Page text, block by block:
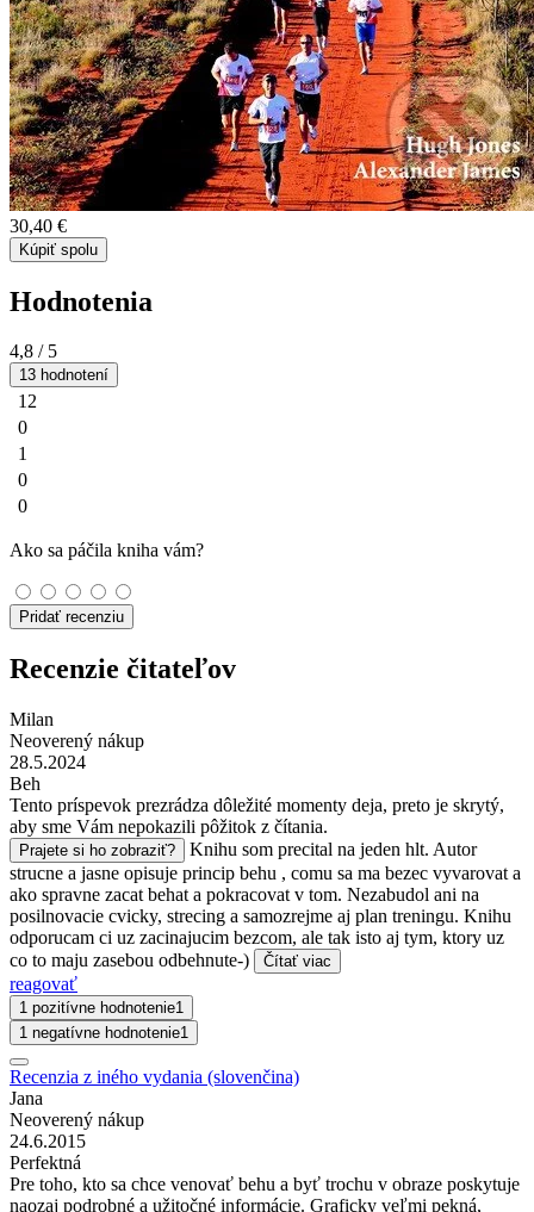
30,40 €
Kúpiť spolu
Hodnotenia
4,8 / 5
13 hodnotení
12
0
1
0
0
Ako sa páčila kniha vám?
Pridať recenziu
Recenzie čitateľov
Milan
Neoverený nákup
28.5.2024
Beh
Tento príspevok prezrádza dôležité momenty deja, preto je skrytý,
aby sme Vám nepokazili pôžitok z čítania.
Prajete si ho zobraziť?
Knihu som precital na jeden hlt. Autor
strucne a jasne opisuje princip behu , comu sa ma bezec vyvarovat a
ako spravne zacat behat a pokracovat v tom. Nezabudol ani na
posilnovacie cvicky, strecing a samozrejme aj plan treningu. Knihu
odporucam ci uz zacinajucim bezcom, ale tak isto aj tym, ktory uz
co to maju zasebou odbehnute-)
Čítať viac
reagovať
1 pozitívne hodnotenie1
1 negatívne hodnotenie1
Recenzia z iného vydania (slovenčina)
Jana
Neoverený nákup
24.6.2015
Perfektná
Pre toho, kto sa chce venovať behu a byť trochu v obraze poskytuje
naozaj podrobné a užitočné informácie. Graficky veľmi pekná,